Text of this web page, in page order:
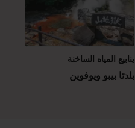
ينابيع المياه الساخنة
بلدتا بيبو ويوفوين